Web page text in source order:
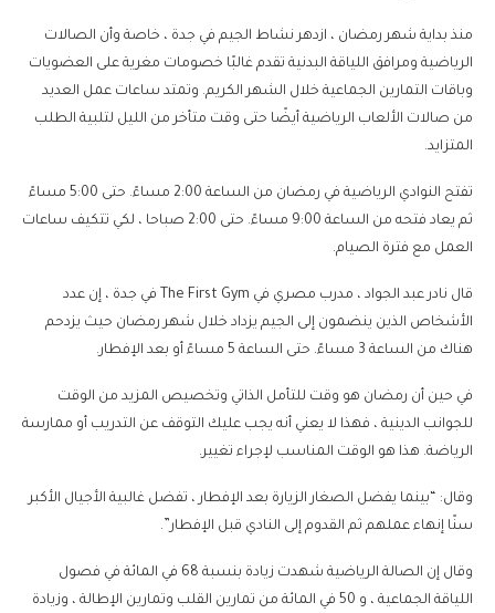
منذ بداية شهر رمضان ، ازدهر نشاط الجيم في جدة ، خاصة وأن الصالات
الرياضية ومرافق اللياقة البدنية تقدم غالبًا خصومات مغرية على العضويات
وباقات التمارين الجماعية خلال الشهر الكريم. وتمتد ساعات عمل العديد
من صالات الألعاب الرياضية أيضًا حتى وقت متأخر من الليل لتلبية الطلب
المتزايد.
تفتح النوادي الرياضية في رمضان من الساعة 2:00 مساءً. حتى 5:00 مساءً
ثم يعاد فتحه من الساعة 9:00 مساءً. حتى 2:00 صباحا ، لكي تتكيف ساعات
العمل مع فترة الصيام.
قال نادر عبد الجواد ، مدرب مصري في The First Gym في جدة ، إن عدد
الأشخاص الذين ينضمون إلى الجيم يزداد خلال شهر رمضان حيث يزدحم
هناك من الساعة 3 مساءً. حتى الساعة 5 مساءً أو بعد الإفطار.
في حين أن رمضان هو وقت للتأمل الذاتي وتخصيص المزيد من الوقت
للجوانب الدينية ، فهذا لا يعني أنه يجب عليك التوقف عن التدريب أو ممارسة
الرياضة. هذا هو الوقت المناسب لإجراء تغيير.
وقال: “بينما يفضل الصغار الزيارة بعد الإفطار ، تفضل غالبية الأجيال الأكبر
سنًا إنهاء عملهم ثم القدوم إلى النادي قبل الإفطار”.
وقال إن الصالة الرياضية شهدت زيادة بنسبة 68 في المائة في فصول
اللياقة الجماعية ، و 50 في المائة من تمارين القلب وتمارين الإطالة ، وزيادة